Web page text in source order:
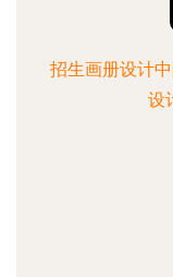
招生画册设计
设